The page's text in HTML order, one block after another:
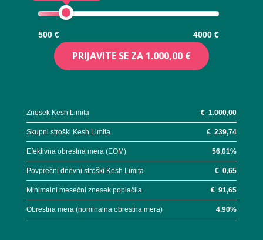
500 € 4000 €
PRIJAVITE SE ZA 1.000,00 €
Znesek Kesh Limita €1.000,00
Skupni stroški Kesh Limita €239,74
Efektivna obrestna mera (EOM) 56,01%
Povprečni dnevni stroški Kesh Limita €0,65
Minimalni mesečni znesek poplačila €91,65
Obrestna mera (nominalna obrestna mera) 4.90%